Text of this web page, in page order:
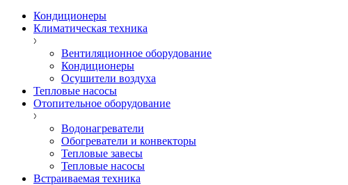
Кондиционеры
Климатическая техника
Вентиляционное оборудование
Кондиционеры
Осушители воздуха
Тепловые насосы
Отопительное оборудование
Водонагреватели
Обогреватели и конвекторы
Тепловые завесы
Тепловые насосы
Встраиваемая техника